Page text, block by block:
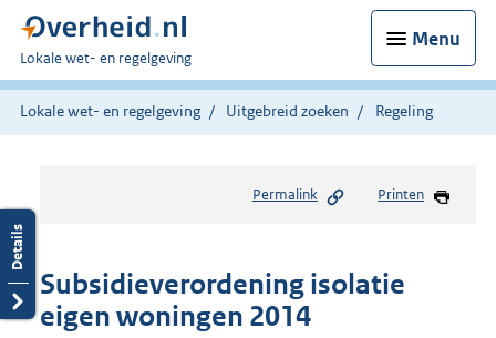
Menu
U
bent
hier:
Lokale wet- en regelgeving
Lokale wet- en regelgeving Uitgebreid zoeken Regeling
Permalink Printen
Subsidieverordening isolatie
eigen woningen 2014